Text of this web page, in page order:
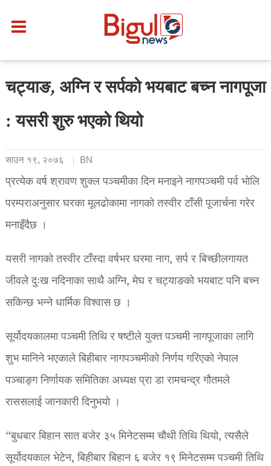
चट्याङ, अग्नि र सर्पको भयबाट बच्न नागपूजा
: यसरी शुरु भएको थियो
साउन १९, २०७६ BN
प्रत्येक वर्ष श्रावण शुक्ल पञ्चमीका दिन मनाइने नागपञ्चमी पर्व भोलि
परम्पराअनुसार घरका मूलढोकामा नागको तस्वीर टाँसी पूजार्चना गरेर
मनाइँदैछ ।
यसरी नागको तस्वीर टाँस्दा वर्षभर घरमा नाग, सर्प र बिच्छीलगायत
जीवले दुःख नदिनाका साथै अग्नि, मेघ र चट्याङको भयबाट पनि बच्न
सकिन्छ भन्ने धार्मिक विश्वास छ ।
सूर्योदयकालमा पञ्चमी तिथि र षष्टीले युक्त पञ्चमी नागपूजाका लागि
शुभ मानिने भएकाले बिहीबार नागपञ्चमीको निर्णय गरिएको नेपाल
पञ्चाङ्ग निर्णायक समितिका अध्यक्ष प्रा डा रामचन्द्र गौतमले
राससलाई जानकारी दिनुभयो ।
“बुधबार बिहान सात बजेर ३५ मिनेटसम्म चौथी तिथि थियो, त्यसैले
सूर्योदयकाल भेटेन, बिहीबार बिहान ६ बजेर १९ मिनेटसम्म पञ्चमी तिथि